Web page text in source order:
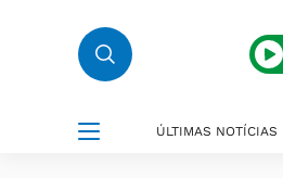
ÚLTIMAS NOTÍCIAS